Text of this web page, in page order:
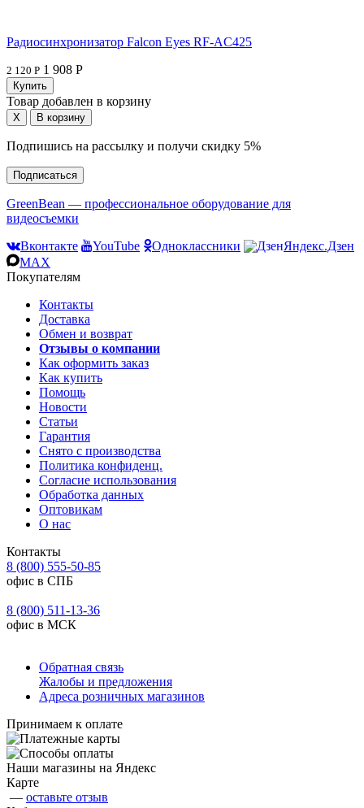
Радиосинхронизатор Falcon Eyes RF-AC425
2 120 Р 1 908 Р
Товар добавлен в корзину
Подпишись на рассылку и получи скидку 5%
Подписаться
GreenBean — профессиональное оборудование для
видеосъемки
Вконтакте
YouTube Одноклассники
Яндекс.Дзен
MAX
Покупателям
Контакты
Доставка
Обмен и возврат
Отзывы о компании
Как оформить заказ
Как купить
Помощь
Новости
Статьи
Гарантия
Снято с производства
Политика конфиденц.
Согласие использования
Обработка данных
Оптовикам
О нас
Контакты
8 (800) 555-50-85
офис в СПБ
8 (800) 511-13-36
офис в МСК
Обратная связь
Жалобы и предложения
Адреса розничных магазинов
Принимаем к оплате
Наши магазины на Яндекс
Карте
— оставьте отзыв